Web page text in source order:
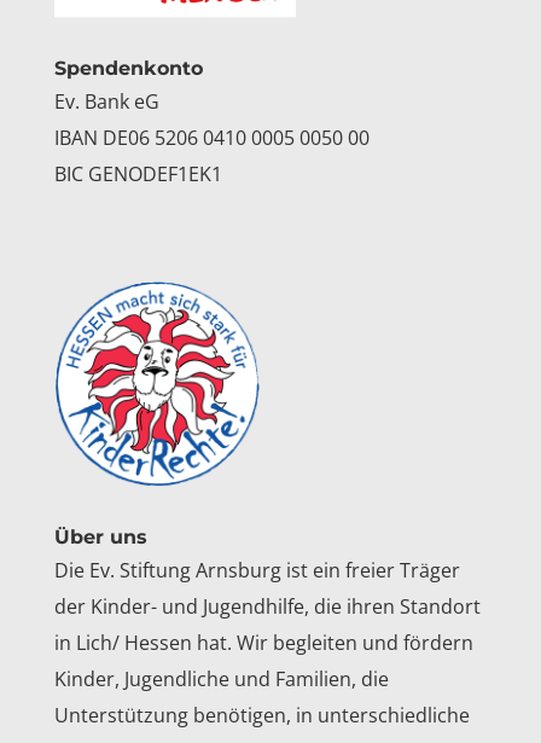
Spendenkonto
Ev. Bank eG
IBAN DE06 5206 0410 0005 0050 00
BIC GENODEF1EK1
Über uns
Die Ev. Stiftung Arnsburg ist ein freier Träger
der Kinder- und Jugendhilfe, die ihren Standort
in Lich/ Hessen hat. Wir begleiten und fördern
Kinder, Jugendliche und Familien, die
Unterstützung benötigen, in unterschiedliche